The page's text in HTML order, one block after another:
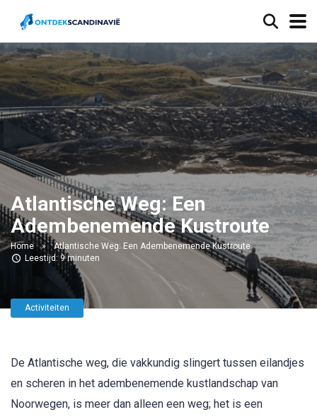
Atlantische Weg: Een
Adembenemende Kustroute
Home » Atlantische Weg: Een Adembenemende Kustroute
Leestijd: 9 minuten
Activiteiten
De Atlantische weg, die vakkundig slingert tussen eilandjes
en scheren in het adembenemende kustlandschap van
Noorwegen, is meer dan alleen een weg; het is een